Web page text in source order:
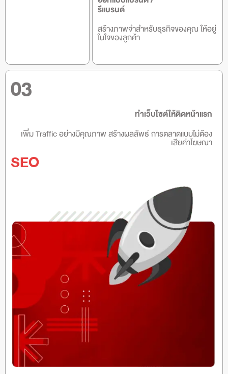
รีแบรนด์
สร้างภาพจำสำหรับธุรกิจของคุณ ให้อยู่
ในใจของลูกค้า
03
ทำเว็บไซต์ให้ติดหน้าแรก
เพิ่ม Traffic อย่างมีคุณภาพ สร้างผลลัพธ์ การตลาดแบบไม่ต้อง
เสียค่าโฆษณา
SEO